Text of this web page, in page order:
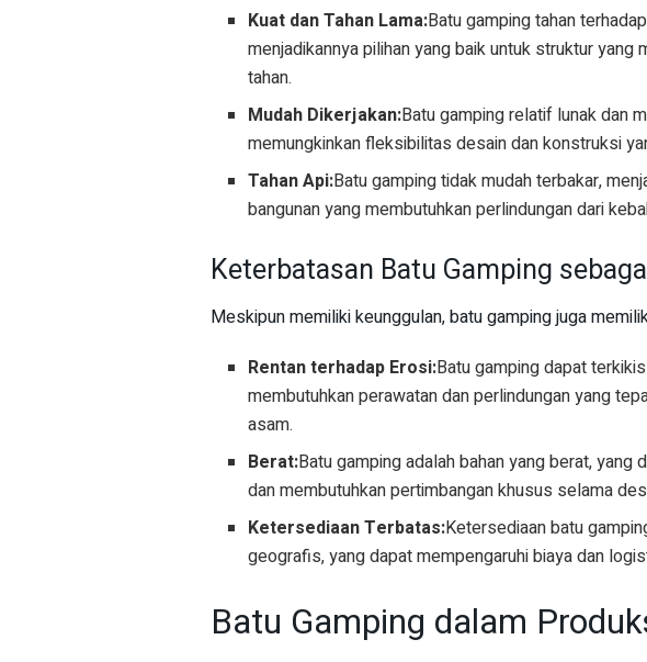
Kuat dan Tahan Lama:Batu gamping tahan
menjadikannya pilihan yang baik untuk struktur yang
tahan.
Mudah Dikerjakan:Batu gamping relatif lunak dan
memungkinkan fleksibilitas desain dan konstruksi
Tahan Api:Batu gamping tidak mudah terbakar,
bangunan yang membutuhkan perlindungan dari
Keterbatasan Batu Gamping
Meskipun memiliki keunggulan, batu gamping juga
Rentan terhadap Erosi:Batu gamping dapat
membutuhkan perawatan dan perlindungan yang
asam.
Berat:Batu gamping adalah bahan yang berat,
dan membutuhkan pertimbangan khusus selama
Ketersediaan Terbatas:Ketersediaan batu
geografis, yang dapat mempengaruhi biaya dan
Batu Gamping dalam